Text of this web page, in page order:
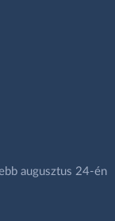
augusztus 24-én